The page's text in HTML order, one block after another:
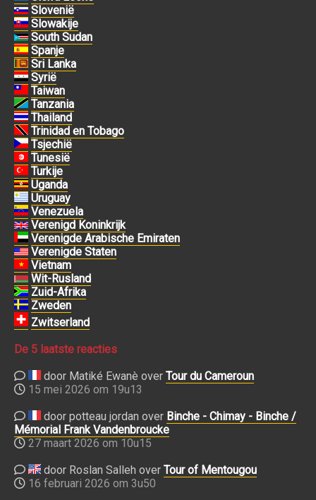
Slovenië
Slowakije
South Sudan
Spanje
Sri Lanka
Syrië
Taiwan
Tanzania
Thailand
Trinidad en Tobago
Tsjechië
Tunesië
Turkije
Uganda
Uruguay
Venezuela
Verenigd Koninkrijk
Verenigde Arabische Emiraten
Verenigde Staten
Vietnam
Wit-Rusland
Zuid-Afrika
Zweden
Zwitserland
De 5 laatste reacties
door Matiké Ewanè over Tour du Cameroun
15 mei 2026 om 19u13
door potteau jordan over Binche - Chimay - Binche /
Mémorial Frank Vandenbroucke
27 maart 2026 om 10u15
door Roslan Salleh over Tour of Mentougou
16 februari 2026 om 3u50